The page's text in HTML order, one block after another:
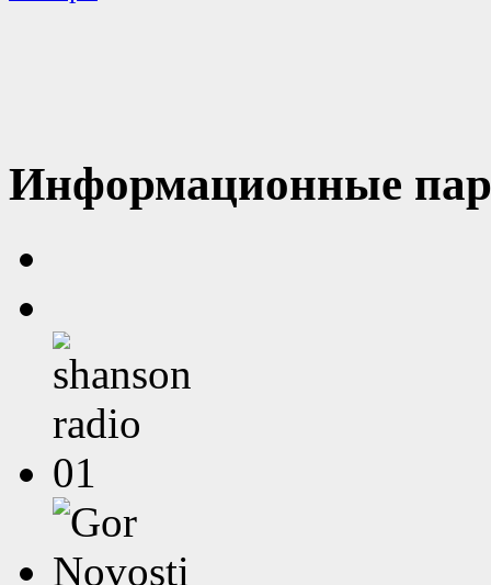
Информационные